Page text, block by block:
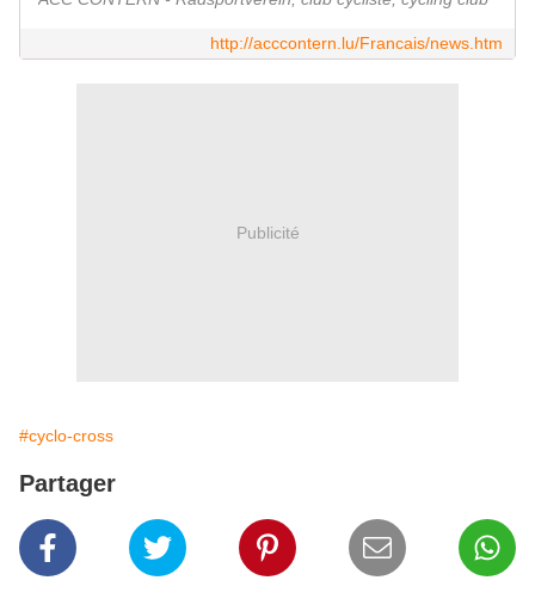
http://acccontern.lu/Francais/news.htm
Publicité
#cyclo-cross
Partager